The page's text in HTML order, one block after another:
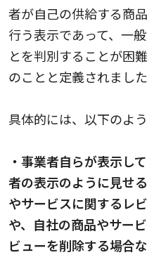
者が自己の供給する商
行う表示であって、一
とを判別することが困
のことと定義されました
具体的には、以下のよ
・事業者自らが表示し
者の表示のように見せ
やサービスに関するレ
や、自社の商品やサー
ビューを削除する場合な